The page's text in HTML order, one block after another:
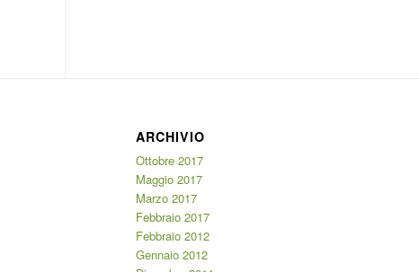
ARCHIVIO
Ottobre 2017
Maggio 2017
Marzo 2017
Febbraio 2017
Febbraio 2012
Gennaio 2012